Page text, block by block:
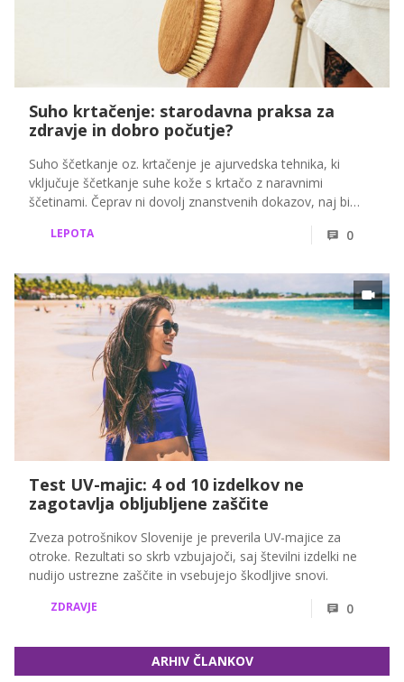
Suho krtačenje: starodavna praksa za
zdravje in dobro počutje?
Suho ščetkanje oz. krtačenje je ajurvedska tehnika, ki
vključuje ščetkanje suhe kože s krtačo z naravnimi
ščetinami. Čeprav ni dovolj znanstvenih dokazov, naj bi
spodbujanje limfnega sistema in izboljšanje krvnega
LEPOTA 0
Test UV-majic: 4 od 10 izdelkov ne
zagotavlja obljubljene zaščite
Zveza potrošnikov Slovenije je preverila UV-majice za
otroke. Rezultati so skrb vzbujajoči, saj številni izdelki ne
nudijo ustrezne zaščite in vsebujejo škodljive snovi.
ZDRAVJE 0
ARHIV ČLANKOV